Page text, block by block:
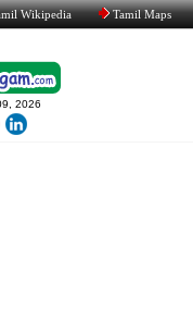
Wikipedia Tamil Maps
2026